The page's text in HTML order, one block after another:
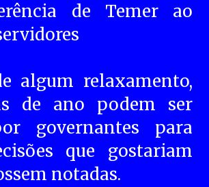
de Temer ao
algum relaxamento,
de ano podem ser
governantes para
que gostariam
notadas.